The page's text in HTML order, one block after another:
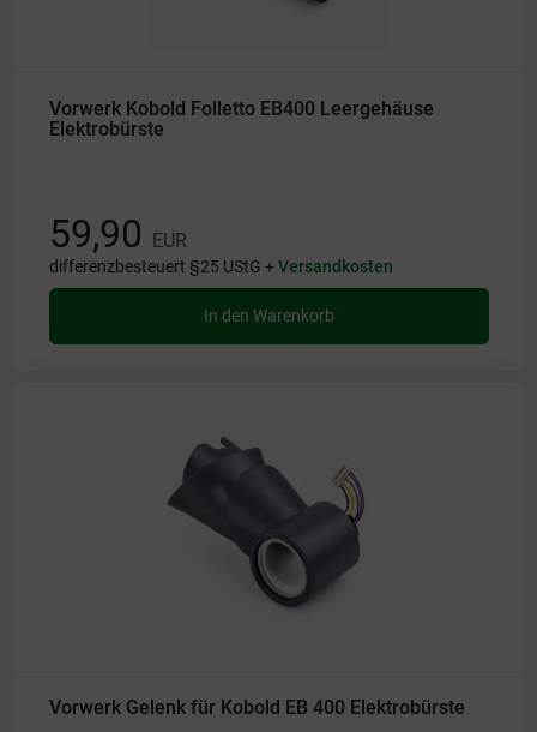
Vorwerk Kobold Folletto EB400 Leergehäuse
Elektrobürste
59,90 EUR
differenzbesteuert §25 UStG +Versandkosten
In den Warenkorb
Vorwerk Gelenk für Kobold EB 400 Elektrobürste